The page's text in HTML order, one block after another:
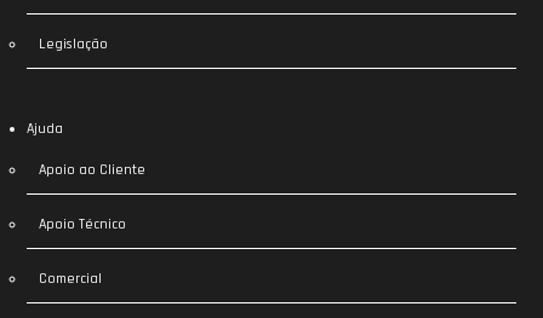
Legislação
Ajuda
Apoio ao Cliente
Apoio Técnico
Comercial